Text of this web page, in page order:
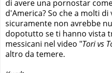
di avere una pornostar
d'America? So che a molti
sicuramente non avrebbe
dopotutto se ti hanno vista
messicani nel video "Tori vs
altro da temere.